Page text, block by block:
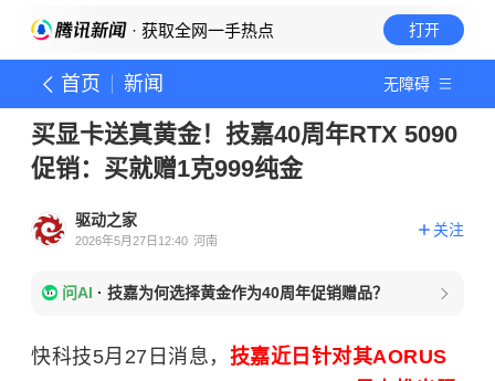
· 获取全网一手热点 打开
首页 新闻 无障碍
买显卡送真黄金！技嘉40周年RTX 5090
促销：买就赠1克999纯金
驱动之家
2026年5月27日12:40 河南
关注
问AI · 技嘉为何选择黄金作为40周年促销赠品？
快科技5月27日消息， 技嘉近日针对其AORUS